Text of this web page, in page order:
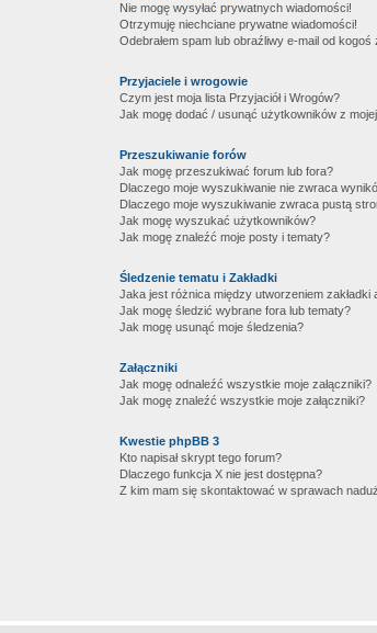
Nie mogę wysyłać prywatnych wiadomości!
Otrzymuję niechciane prywatne wiadomości!
Odebrałem spam lub obraźliwy e-mail od kogoś
Przyjaciele i wrogowie
Czym jest moja lista Przyjaciół i Wrogów?
Jak mogę dodać / usunąć użytkowników z
Przeszukiwanie forów
Jak mogę przeszukiwać forum lub fora?
Dlaczego moje wyszukiwanie nie zwraca
Dlaczego moje wyszukiwanie zwraca pustą
Jak mogę wyszukać użytkowników?
Jak mogę znaleźć moje posty i tematy?
Śledzenie tematu i Zakładki
Jaka jest różnica między utworzeniem zakładki
Jak mogę śledzić wybrane fora lub tematy?
Jak mogę usunąć moje śledzenia?
Załączniki
Jak mogę odnaleźć wszystkie moje załączniki?
Jak mogę znaleźć wszystkie moje załączniki?
Kwestie phpBB 3
Kto napisał skrypt tego forum?
Dlaczego funkcja X nie jest dostępna?
Z kim mam się skontaktować w sprawach